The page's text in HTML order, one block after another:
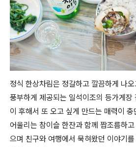
정식 한상차림은 정갈하고 깔끔하게 나
풍부하게 제공되는 일석이조의 등가게장
이 후해서 또 오고 싶게 만드는 매력이
어울리는 참이슬 한잔과 함께 짭조름하
으며 친구와 여행에서 묵혀왔던 이야기